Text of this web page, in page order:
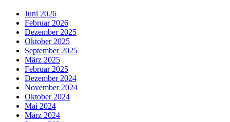
Juni 2026
Februar 2026
Dezember 2025
Oktober 2025
September 2025
März 2025
Februar 2025
Dezember 2024
November 2024
Oktober 2024
Mai 2024
März 2024